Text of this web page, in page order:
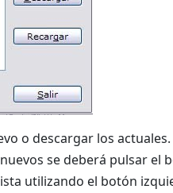
o descargar los
se deberá pulsar el
utilizando el botón